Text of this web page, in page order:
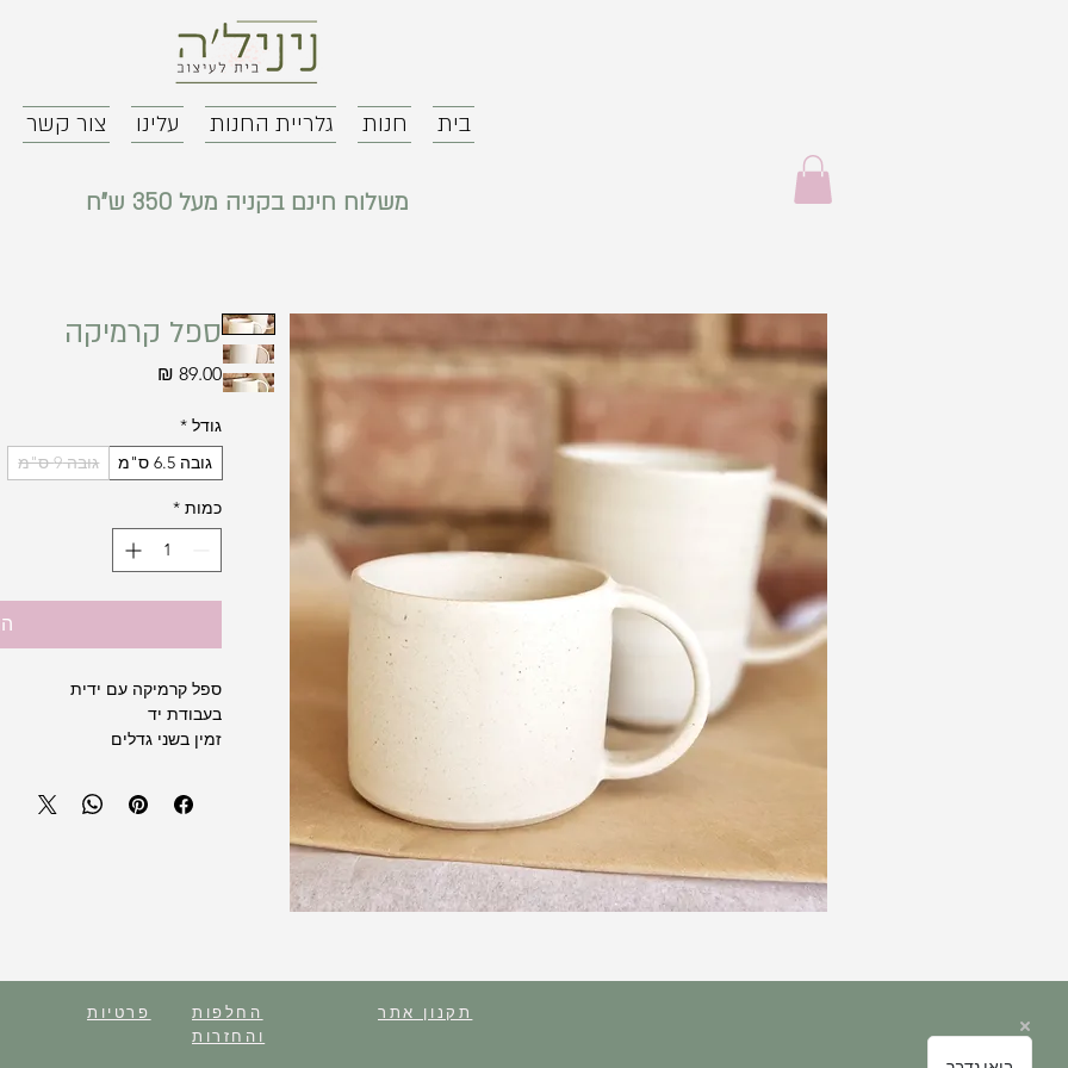
בית חנות גלריית החנות עלינו צור קשר
משלוח חינם בקניה מעל 350 ש"ח
ספל קרמיקה
מחיר
גודל *
גובה 6.5 ס"מ
גובה 9 ס"מ
כמות *
ספל קרמיקה עם ידית
בעבודת יד
זמין בשני גדלים
פרטיות
החלפות
והחזרות
תקנון אתר